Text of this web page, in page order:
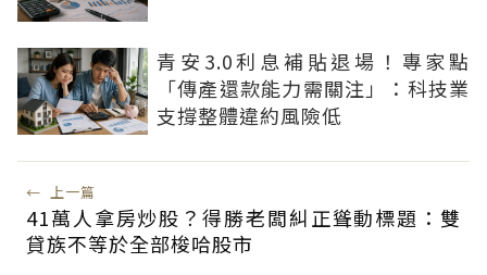
青安3.0利息補貼退場！專家點
「傳產還款能力需關注」：科技業
支撐整體違約風險低
← 上一篇
41萬人拿房炒股？得勝老闆糾正聳動標題：雙
貸族不等於全部梭哈股市